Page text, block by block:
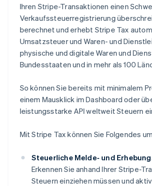
Ihren Stripe-Transaktionen einen
Verkaufssteuerregistrierung
berechnet und erhebt Stripe Tax
Umsatzsteuer und Waren- und
physische und digitale Waren und
Bundesstaaten und in mehr als 100
So können Sie bereits mit minimalem
einem Mausklick im Dashboard oder
leistungsstarke API weltweit Steuern
Mit Stripe Tax können Sie Folgendes
Steuerliche Melde- und
Erkennen Sie anhand Ihrer Stripe-
Steuern einziehen müssen und